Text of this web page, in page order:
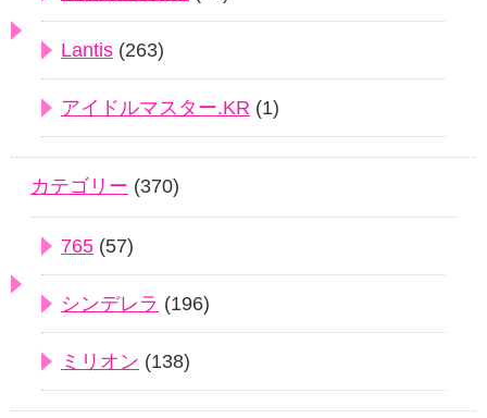
Lantis (263)
アイドルマスター.KR (1)
カテゴリー (370)
765 (57)
シンデレラ (196)
ミリオン (138)